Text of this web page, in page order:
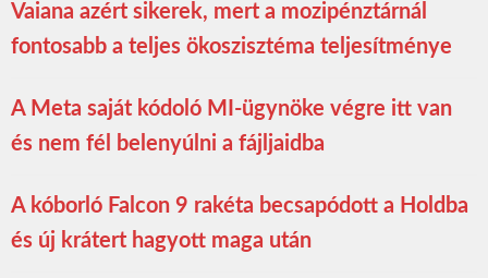
Vaiana azért sikerek, mert a mozipénztárnál
fontosabb a teljes ökoszisztéma teljesítménye
A Meta saját kódoló MI-ügynöke végre itt van
és nem fél belenyúlni a fájljaidba
A kóborló Falcon 9 rakéta becsapódott a Holdba
és új krátert hagyott maga után